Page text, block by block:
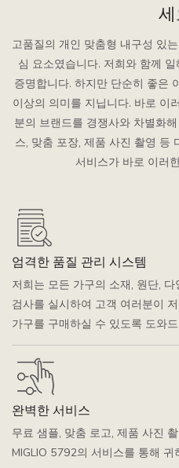
세
고품질의 개인 맞춤형 내구성 있
심 요소였습니다. 저희와 함께
증명합니다. 하지만 단순히 좋은
이상의 의미를 지닙니다. 바로 이
분의 브랜드를 경쟁사와 차별화
스, 맞춤 포장, 제품 사진 촬영 등
서비스가 바로 이러
엄격한 품질 관리 시스템
저희는 모든 가구의 소재, 원단,
검사를 실시하여 고객 여러분이
가구를 구매하실 수 있도록 도와
완벽한 서비스
무료 샘플, 맞춤 로고, 제품 사진
MIGLIO 5792의 서비스를 통해